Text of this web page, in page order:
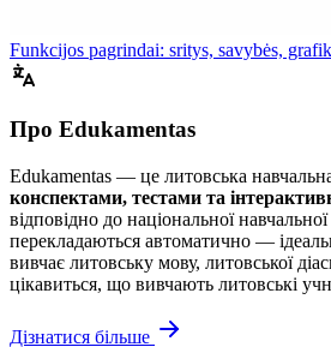
Funkcijos pagrindai: sritys, savybės,
Про Edukamentas
Edukamentas — це литовська
конспектами, тестами та
відповідно до національної
перекладаються автоматично —
вивчає литовську мову, литовської
цікавиться, що вивчають литовські
Дізнатися більше